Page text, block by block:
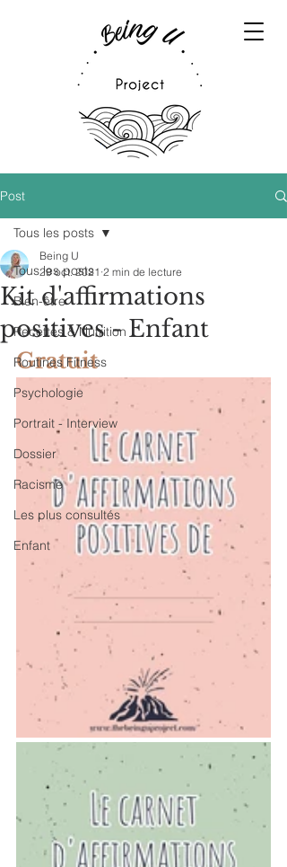
Post
Tous les posts
Bien-être
Recettes & Nutrition
Routines Fitness
Psychologie
Portrait - Interview
Dossier
Racisme
Les plus consultés
Enfant
Tous les posts
Kit d'affirmations
positives - Enfant
Being U
29 oct. 2021 2 min de lecture
Gratuit